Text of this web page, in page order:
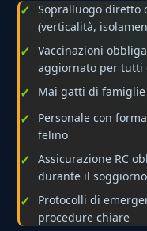
Sopralluogo diretto
(verticalità,
Vaccinazioni
aggiornato per tutti
Mai gatti di famiglie
Personale con
felino
Assicurazione RC
durante il soggiorno
Protocolli di
procedure chiare